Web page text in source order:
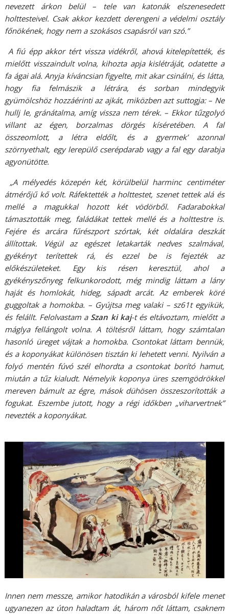
nevezett árkon belül – tele van katonák elszenesedett
holttesteivel. Csak akkor kezdett derengeni a védelmi osztály
főnökének, hogy nem a szokásos csapásról van szó.”
A fiú épp akkor tért vissza vidékről, ahová kitelepítették, és
mielőtt visszaindult volna, kihozta apja kislétráját, odatette a
fa ágai alá. Anyja kíváncsian figyelte, mit akar csinálni, és látta,
hogy fia felmászik a létrára, és sorban mindegyik
gyümölcshöz hozzáérinti az ajkát, miközben azt suttogja: – Ne
hullj le, gránátalma, amíg vissza nem térek. – Ekkor tűzgolyó
villant az égen, borzalmas dörgés kíséretében. A fal
összeomlott, a létra eldőlt, és a gyermek’ azonnal
szörnyethalt, egy lerepülő cserépdarab vagy a fal egy darabja
agyonütötte.
„A mélyedés közepén két, körülbelül harminc centiméter
átmérőjű kő volt. Ráfektették a holttestet, szenet tettek alá és
mellé a magukkal hozott két vödörből. Fadarabokkal
támasztották meg, faládákat tettek mellé és a holttestre is.
Fejére és arcára fűrészport szórtak, két oldalára deszkát
állítottak. Végül az egészet letakarták nedves szalmával,
gyékényt terítettek rá, és ezzel be is fejezték az
előkészületeket. Egy kis résen keresztül, ahol a
gyékényszőnyeg felkunkorodott, még mindig láttam a lány
haját és homlokát, hideg, sápadt arcát. Az emberek köré
guggoltak a homokba. – Gyújtsa meg valaki – sz61t egyikük,
és felállt. Felolvastam a Szan ki kaj-t és eltávoztam, mielőtt a
máglya fellángolt volna. A töltésről láttam, hogy számtalan
hasonló üreget vájtak a homokba. Csontokat láttam bennük,
és a koponyákat különösen tisztán ki lehetett venni. Nyilván a
folyó mentén fúvó szél elhordta a csontokat borító hamut,
miután a tűz kialudt. Némelyik koponya üres szemgödrökkel
mereven bámult az égre, mások dühösen összeszorították a
fogukat. Eszembe jutott, hogy a régi időkben „viharvertnek”
nevezték a koponyákat.
Innen nem messze, amikor hatodikán a városból kifele menet
ugyanezen az úton haladtam át, három nőt láttam, csaknem